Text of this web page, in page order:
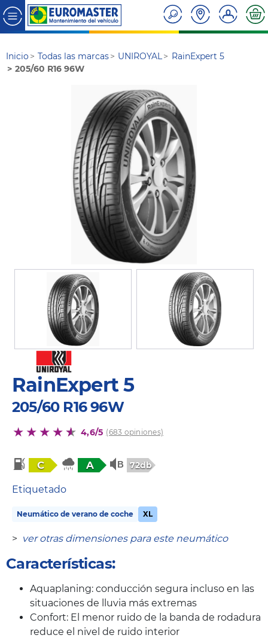
Inicio Todas las marcas UNIROYAL
RainExpert 5
205/60 R16 96W
RainExpert 5
205/60 R16 96W
4,6/5 (683 opiniones)
C A 72db
Etiquetado
Neumático de verano de coche XL
> ver otras dimensiones para este neumático
Características:
Aquaplaning: conducción segura incluso en las
situaciones de lluvia más extremas
Confort: El menor ruido de la banda de rodadura
reduce el nivel de ruido interior